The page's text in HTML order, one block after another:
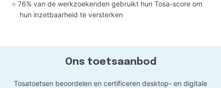
76% van de werkzoekenden gebruikt hun Tosa-score om
hun inzetbaarheid te versterken
Ons toetsaanbod
Tosatoetsen beoordelen en certificeren desktop- en digitale